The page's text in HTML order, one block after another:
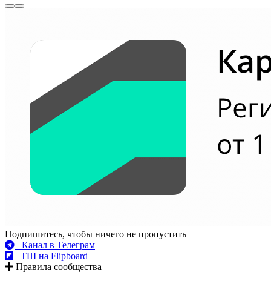
Подпишитесь, чтобы ничего не пропустить
Канал в Телеграм
ТШ на Flipboard
Правила сообщества